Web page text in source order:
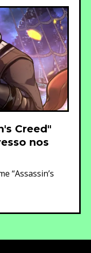
Creed"
nos
“Assassin’s